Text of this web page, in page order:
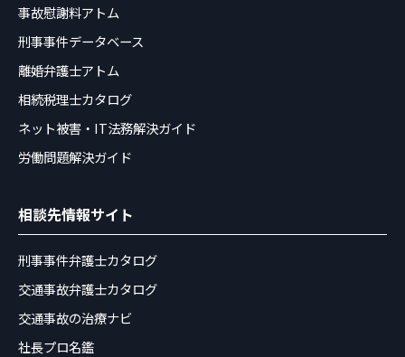
事故慰謝料アトム
刑事事件データベース
離婚弁護士アトム
相続税理士カタログ
ネット被害・IT法務解決ガイド
労働問題解決ガイド
相談先情報サイト
刑事事件弁護士カタログ
交通事故弁護士カタログ
交通事故の治療ナビ
社長プロ名鑑